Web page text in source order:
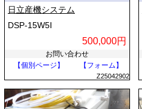
日立産機システム
DSP-15W5I
500,000円
お問い合わせ
【個別ページ】
【フォーム】
Z25042902